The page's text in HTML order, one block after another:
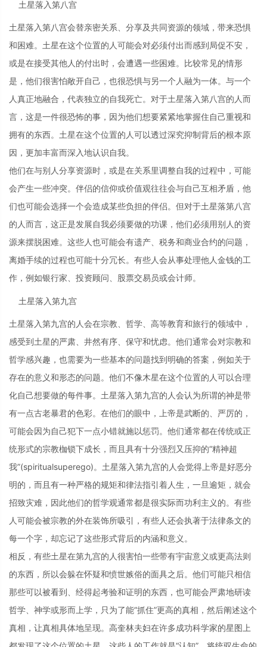
土星落入第八宫
土星落入第八宫会替亲密关系、分享及共同资源的领域，带来恐惧
和困难。土星在这个位置的人可能会对必须付出而感到局促不安，
或是在接受其他人的付出时，会遭遇一些困难。比较常见的情形
是，他们很害怕敞开自己，也很恐惧与另一个人融为一体。与一个
人真正地融合，代表独立的自我死亡。对于土星落入第八宫的人而
言，这是一件很恐怖的事，因为他们想要紧紧地掌握住自己重视和
拥有的东西。土星在这个位置的人可以透过深究抑制背后的根本原
因，更加丰富而深入地认识自我。
他们在与别人分享资源时，或是在关系里调整自我的过程中，可能
会产生一些冲突。伴侣的信仰或价值观往往会与自己互相矛盾，他
们也可能会选择一个会造成某些负担的伴侣。但对于土星落第八宫
的人而言，这正是发展自我必须要做的功课，他们必须用别人的资
源来摆脱困难。这些人也可能会有遗产、税务和商业合约的问题，
离婚手续的过程也可能十分冗长。有些人会从事处理他人金钱的工
作，例如银行家、投资顾问、股票交易员或会计师。
土星落入第九宫
土星落入第九宫的人会在宗教、哲学、高等教育和旅行的领域中，
感受到土星的严肃、井然有序、保守和忧虑。他们通常会对宗教和
哲学感兴趣，也需要为一些基本的问题找到明确的答案，例如关于
存在的意义和形态的问题。他们不像木星在这个位置的人可以合理
化自己想要做的每件事。土星落入第九宫的人会认为所谓的神是带
有一点古老暴君的色彩。在他们的眼中，上帝是武断的、严厉的，
可能会因为自己犯下一点小错就施以惩罚。他们通常都在传统或正
统形式的宗教枷锁下成长，而且具有十分强烈又压抑的“精神超
我”(spiritualsuperego)。土星落入第九宫的人会觉得上帝是好恶分
明的，而且有一种严格的规矩和律法指引着人生，一旦逾矩，就会
招致灾难，因此他们的哲学观通常都是很实际而功利主义的。有些
人可能会被宗教的外在装饰所吸引，有些人还会执著于法律条文的
每一个字，却忘记了这些形式背后的内涵和意义。
相反，有些土星在第九宫的人很害怕一些带有宇宙意义或更高法则
的东西，所以会躲在怀疑和愤世嫉俗的面具之后。他们可能只相信
那些可以被看到、经得起考验和证明的东西，也可能会严肃地研读
哲学、神学或形而上学，只为了能“抓住”更高的真相，然后阐述这个
真相，让真相具体地呈现。高奎林夫妇在许多成功科学家的星图上